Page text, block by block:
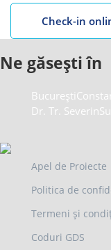
Check-in
Ne găsești în
București
Dr. Tr. Severin
Apel de Proiecte
Politica de
Termeni și
Coduri GDS